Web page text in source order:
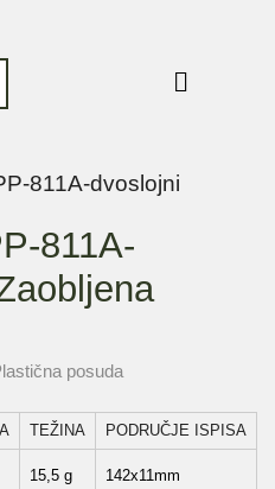
811A-
posuda
TEŽINA PODRUČJE ISPISA
15,5 g 142x11mm